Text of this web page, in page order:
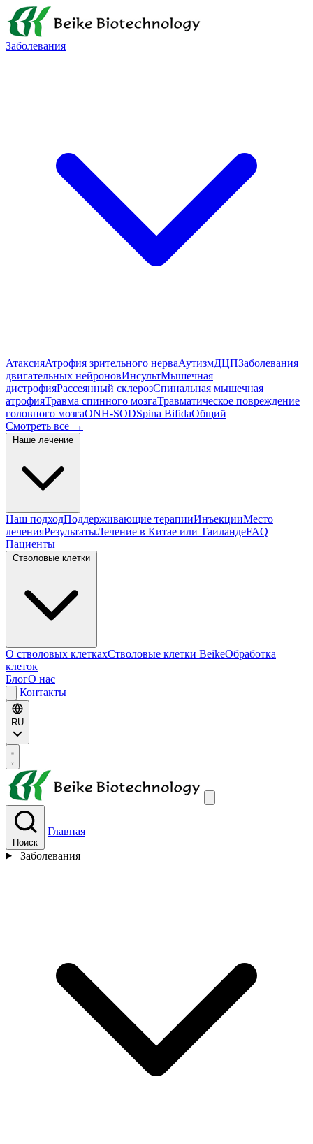
Заболевания
АтаксияАтрофия зрительного нерваАутизмДЦПЗаболевания
двигательных нейроновИнсультМышечная
дистрофияРассеянный склерозСпинальная мышечная
атрофияТравма спинного мозгаТравматическое повреждение
головного мозгаONH-SODSpina BifidaОбщий
Смотреть все →
Наш подходПоддерживающие терапииИнъекцииМесто
леченияРезультатыЛечение в Китае или ТаиландеFAQ
Пациенты
О стволовых клеткахСтволовые клетки BeikeОбработка
клеток
БлогО нас
Контакты
RU
Поиск
Главная
Заболевания